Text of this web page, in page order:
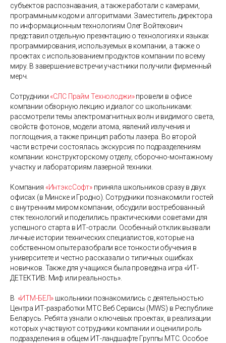
субъектов распознавания, а также работали с камерами,
программным кодом и алгоритмами. Заместитель директора
по информационным технологиям Олег Войтехович
представил отдельную презентацию о технологиях и языках
программирования, используемых в компании, а также о
проектах с использованием продуктов компании по всему
миру. В завершение встречи участники получили фирменный
мерч.
Сотрудники «СЛС Прайм Технолоджи»провели в офисе
компании обзорную лекцию и диалог со школьниками:
рассмотрели темы электромагнитных волн и видимого света,
свойств фотонов, модели атома, явлений излучения и
поглощения, а также принцип работы лазера. Во второй
части встречи состоялась экскурсия по подразделениям
компании: конструкторскому отделу, сборочно-монтажному
участку и лабораториям лазерной техники.
Компания «ИнтэксСофт» приняла школьников сразу в двух
офисах (в Минске и Гродно). Сотрудники познакомили гостей
с внутренним миром компании, обсудили востребованный
стек технологий и поделились практическими советами для
успешного старта в ИТ-отрасли. Особенный отклик вызвали
личные истории технических специалистов, которые на
собственном опыте разобрали все тонкости обучения в
университете и честно рассказали о типичных ошибках
новичков. Также для учащихся была проведена игра «ИТ-
ДЕТЕКТИВ: Миф или реальность».
В «ИТМ-БЕЛ» школьники познакомились с деятельностью
Центра ИТ-разработки МТС Веб Сервисы (MWS) в Республике
Беларусь. Ребята узнали о ключевых проектах, в реализации
которых участвуют сотрудники компании и оценили роль
подразделения в общем ИТ-ландшафте Группы МТС. Особое